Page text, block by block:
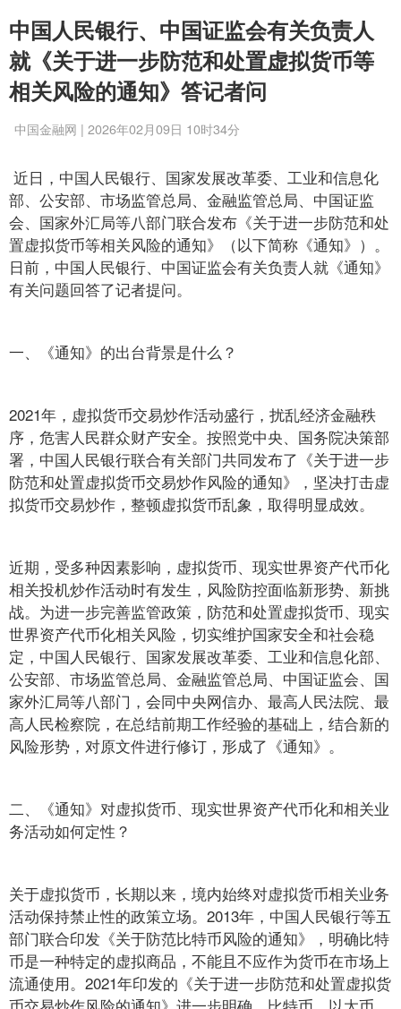
中国人民银行、中国证监会有关负责人
就《关于进一步防范和处置虚拟货币等
相关风险的通知》答记者问
中国金融网 | 2026年02月09日 10时34分
近日，中国人民银行、国家发展改革委、工业和信息化
部、公安部、市场监管总局、金融监管总局、中国证监
会、国家外汇局等八部门联合发布《关于进一步防范和处
置虚拟货币等相关风险的通知》（以下简称《通知》）。
日前，中国人民银行、中国证监会有关负责人就《通知》
有关问题回答了记者提问。
一、《通知》的出台背景是什么？
2021年，虚拟货币交易炒作活动盛行，扰乱经济金融秩
序，危害人民群众财产安全。按照党中央、国务院决策部
署，中国人民银行联合有关部门共同发布了《关于进一步
防范和处置虚拟货币交易炒作风险的通知》，坚决打击虚
拟货币交易炒作，整顿虚拟货币乱象，取得明显成效。
近期，受多种因素影响，虚拟货币、现实世界资产代币化
相关投机炒作活动时有发生，风险防控面临新形势、新挑
战。为进一步完善监管政策，防范和处置虚拟货币、现实
世界资产代币化相关风险，切实维护国家安全和社会稳
定，中国人民银行、国家发展改革委、工业和信息化部、
公安部、市场监管总局、金融监管总局、中国证监会、国
家外汇局等八部门，会同中央网信办、最高人民法院、最
高人民检察院，在总结前期工作经验的基础上，结合新的
风险形势，对原文件进行修订，形成了《通知》。
二、《通知》对虚拟货币、现实世界资产代币化和相关业
务活动如何定性？
关于虚拟货币，长期以来，境内始终对虚拟货币相关业务
活动保持禁止性的政策立场。2013年，中国人民银行等五
部门联合印发《关于防范比特币风险的通知》，明确比特
币是一种特定的虚拟商品，不能且不应作为货币在市场上
流通使用。2021年印发的《关于进一步防范和处置虚拟货